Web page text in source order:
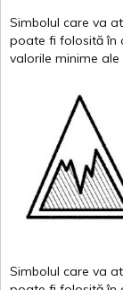
Simbolul care va
poate fi folosită în
valorile minime ale
Simbolul care va